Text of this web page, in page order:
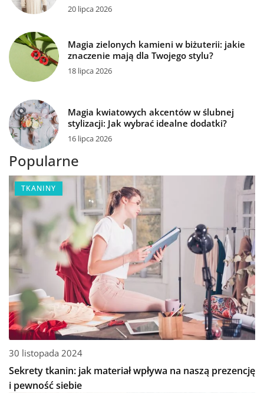
20 lipca 2026
Magia zielonych kamieni w biżuterii: jakie
znaczenie mają dla Twojego stylu?
18 lipca 2026
Magia kwiatowych akcentów w ślubnej
stylizacji: Jak wybrać idealne dodatki?
16 lipca 2026
Popularne
TKANINY
30 listopada 2024
Sekrety tkanin: jak materiał wpływa na naszą prezencję
i pewność siebie